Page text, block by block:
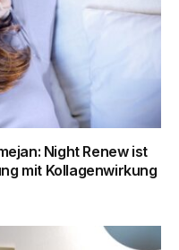
Night Renew ist
mit Kollagenwirkung